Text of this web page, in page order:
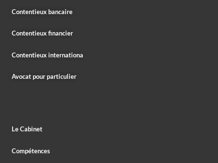
Contentieux bancaire
Contentieux financier
Contentieux internationa
Avocat pour particulier
Le Cabinet
Compétences